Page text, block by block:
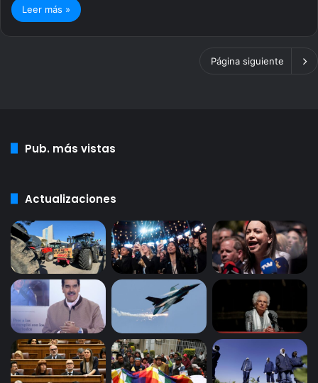
Leer más »
Página siguiente
Pub. más vistas
Actualizaciones